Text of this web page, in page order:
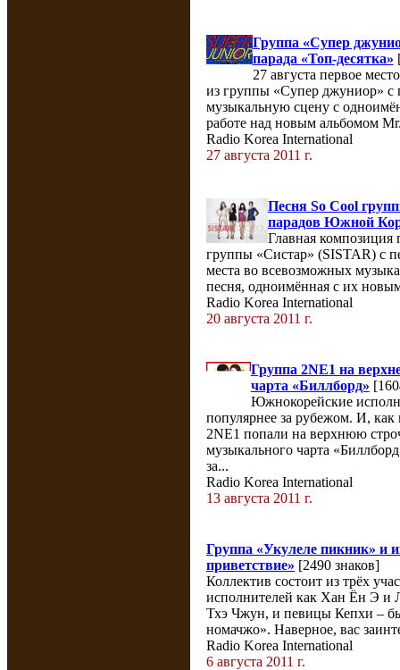
Группа «Супер
парада «Топ-десятка»
27 августа первое
из группы «Супер джуниор» с
музыкальную сцену с
работе над новым альбомом
Radio Korea International
27 августа 2011 г.
Песня So Cool
парадов Южной
Главная композиция
группы «Систар» (SISTAR) с
места во всевозможных
песня, одноимённая с их
Radio Korea International
20 августа 2011 г.
Группа 2NE1 на
чарта «Биллборд»
Южнокорейские
популярнее за рубежом. И,
2NE1 попали на верхнюю
музыкального чарта
за...
Radio Korea International
13 августа 2011 г.
Группа «Укулеле пикник» и
приветствие» [2490 знаков]
Коллектив состоит из трёх
исполнителей как Хан Ён Э и
Тхэ Чжун, и певицы Кепхи –
номачжо». Наверное, вас
Radio Korea International
6 августа 2011 г.